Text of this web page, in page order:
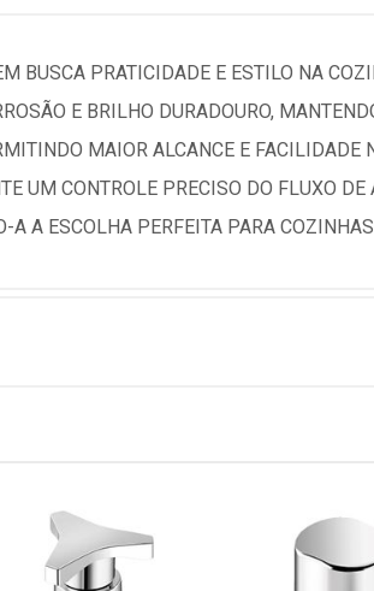
BUSCA PRATICIDADE E ESTILO NA
E BRILHO DURADOURO,
MAIOR ALCANCE E
UM CONTROLE PRECISO DO FLUXO
A A ESCOLHA PERFEITA PARA